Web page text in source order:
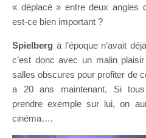
« déplacé » entre deux
est-ce bien important ?
Spielberg à l’époque n’avait
c’est donc avec un malin
salles obscures pour profiter de
a 20 ans maintenant. Si
prendre exemple sur lui, on
cinéma….